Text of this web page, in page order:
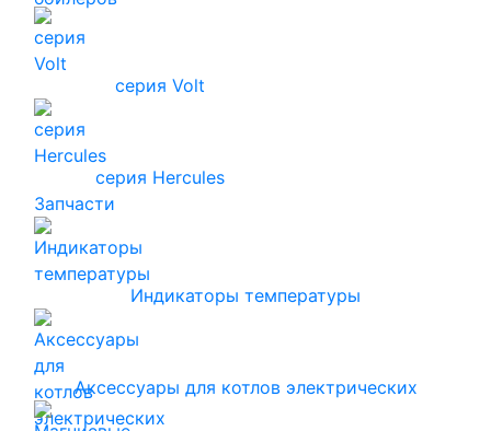
серия Volt
серия Hercules
Запчасти
Индикаторы температуры
Аксессуары для котлов электрических